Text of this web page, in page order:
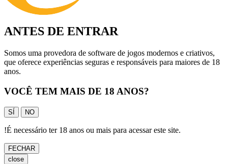
ANTES DE ENTRAR
Somos uma provedora de software de jogos modernos e criativos,
que oferece experiências seguras e responsáveis para maiores de 18
anos.
VOCÊ TEM MAIS DE 18 ANOS?
SÍ NO
!É necessário ter 18 anos ou mais para acessar este site.
FECHAR
close